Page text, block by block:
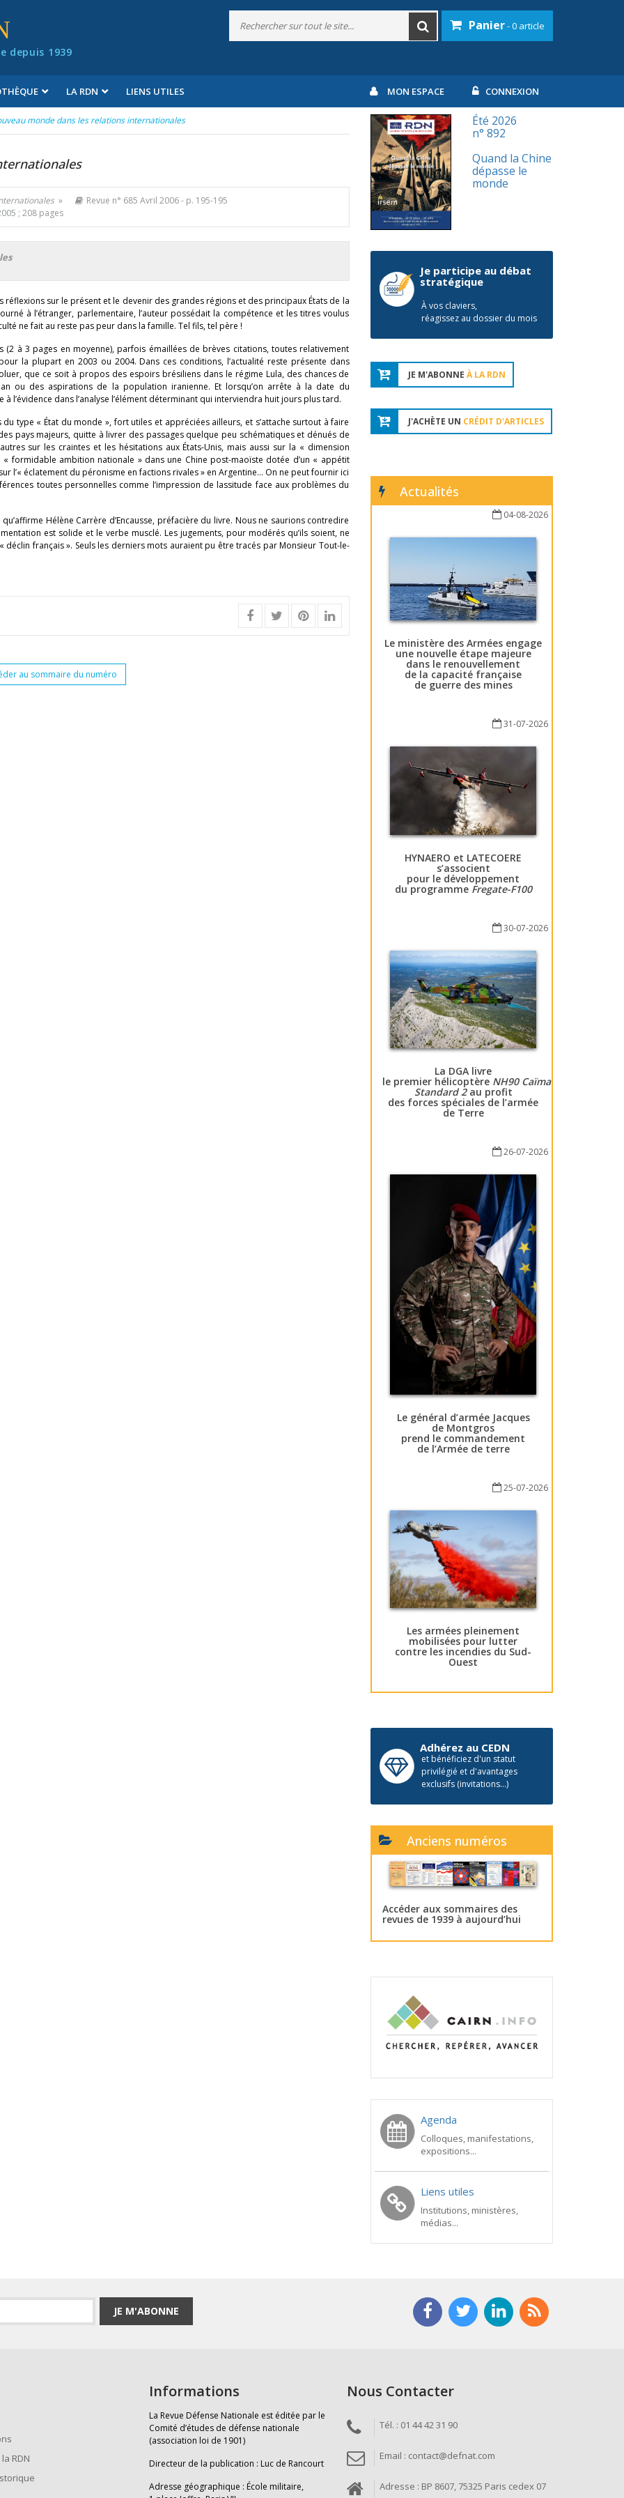
depuis 1939
Panier- 0 article
LA RDN LIENS UTILES MON ESPACE CONNEXION
monde dans les relations internationales
» Revue n° 685 Avril 2006- p. 195-195
; 208 pages
sur le présent et le devenir des grandes régions et des principaux États de la
à l’étranger, parlementaire, l’auteur possédait la compétence et les titres voulus
ne fait au reste pas peur dans la famille. Tel fils, tel père !
(2 à 3 pages en moyenne), parfois émaillées de brèves citations, toutes relativement
la plupart en 2003 ou 2004. Dans ces conditions, l’actualité reste présente dans
que ce soit à propos des espoirs brésiliens dans le régime Lula, des chances de
ou des aspirations de la population iranienne. Et lorsqu’on arrête à la date du
l’évidence dans l’analyse l’élément déterminant qui interviendra huit jours plus tard.
type « État du monde », fort utiles et appréciées ailleurs, et s’attache surtout à faire
pays majeurs, quitte à livrer des passages quelque peu schématiques et dénués de
sur les craintes et les hésitations aux États-Unis, mais aussi sur la « dimension
formidable ambition nationale » dans une Chine post-maoïste dotée d’un « appétit
l’« éclatement du péronisme en factions rivales » en Argentine… On ne peut fournir ici
toutes personnelles comme l’impression de lassitude face aux problèmes du
Hélène Carrère d’Encausse, préfacière du livre. Nous ne saurions contredire
est solide et le verbe musclé. Les jugements, pour modérés qu’ils soient, ne
déclin français ». Seuls les derniers mots auraient pu être tracés par Monsieur Tout-le-
au sommaire du numéro
Été 2026
n° 892
Quand la Chine
dépasse le
monde
Je participe au débat
stratégique
À vos claviers,
réagissez au dossier du mois
JE M'ABONNE À LA RDN
J'ACHÈTE UN CRÉDIT D'ARTICLES
Actualités
04-08-2026
Le ministère des Armées engage
une nouvelle étape majeure
dans le renouvellement
de la capacité française
de guerre des mines
31-07-2026
HYNAERO et LATECOERE
s’associent
pour le développement
du programme Fregate-F100
30-07-2026
La DGA livre
le premier hélicoptère NH90 Caïman
Standard 2au profit
des forces spéciales de l’armée
de Terre
26-07-2026
Le général d’armée Jacques
de Montgros
prend le commandement
de l’Armée de terre
25-07-2026
Les armées pleinement
mobilisées pour lutter
contre les incendies du Sud-
Ouest
Adhérez au CEDN
et bénéficiez d'un statut
privilégié et d'avantages
exclusifs (invitations...)
Anciens numéros
Accéder aux sommaires des
revues de 1939 à aujourd’hui
Agenda
Colloques, manifestations,
expositions...
Liens utiles
Institutions, ministères,
médias...
JE M'ABONNE
RDN
Informations
La Revue Défense Nationale est éditée par le
Comité d’études de défense nationale
(association loi de 1901)
Directeur de la publication : Luc de Rancourt
Adresse géographique : École militaire,
Nous Contacter
Tél. : 01 44 42 31 90
Email : contact@defnat.com
Adresse : BP 8607, 75325 Paris cedex 07